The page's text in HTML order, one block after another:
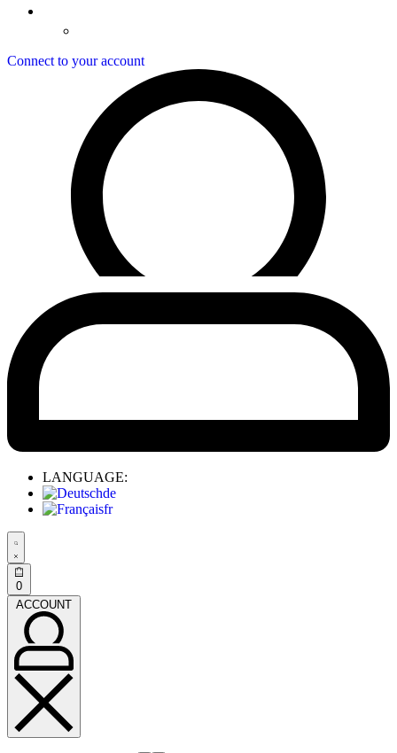
Connect to your account
LANGUAGE:
de
fr
0
ACCOUNT